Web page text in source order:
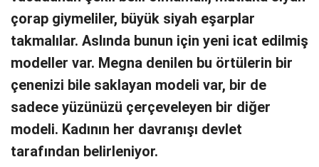
çorap giymeliler, büyük siyah eşarplar
takmalılar. Aslında bunun için yeni icat edilmiş
modeller var. Megna denilen bu örtülerin bir
çenenizi bile saklayan modeli var, bir de
sadece yüzünüzü çerçeveleyen bir diğer
modeli. Kadının her davranışı devlet
tarafından belirleniyor.